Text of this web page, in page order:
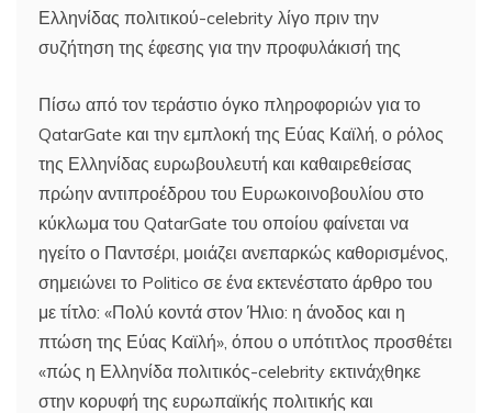
Ελληνίδας πολιτικού-celebrity λίγο πριν την
συζήτηση της έφεσης για την προφυλάκισή της
Πίσω από τον τεράστιο όγκο πληροφοριών για το
QatarGate και την εμπλοκή της Εύας Καϊλή, ο ρόλος
της Ελληνίδας ευρωβουλευτή και καθαιρεθείσας
πρώην αντιπροέδρου του Ευρωκοινοβουλίου στο
κύκλωμα του QatarGate του οποίου φαίνεται να
ηγείτο ο Παντσέρι, μοιάζει ανεπαρκώς καθορισμένος,
σημειώνει το Politico σε ένα εκτενέστατο άρθρο του
με τίτλο: «Πολύ κοντά στον Ήλιο: η άνοδος και η
πτώση της Εύας Καϊλή», όπου ο υπότιτλος προσθέτει
«πώς η Ελληνίδα πολιτικός-celebrity εκτινάχθηκε
στην κορυφή της ευρωπαϊκής πολιτικής και